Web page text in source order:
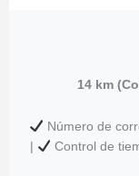
14 km
Número de
Control de